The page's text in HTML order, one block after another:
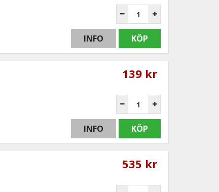
INFO KÖP
139 kr
INFO KÖP
535 kr